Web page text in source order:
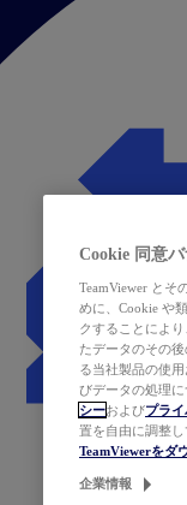
Cookie 同意
TeamViewer とそ
めに、Cookie や
クすることによ
たデータのその
る当社製品の使
びデータの処理
シーおよびプラ
置を自由に調整し
TeamViewerをダ
企業情報